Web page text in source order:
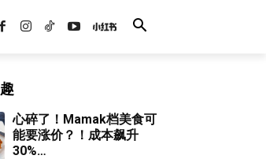
心碎了！Mamak档美食可
能要涨价？！成本飙升
30%…